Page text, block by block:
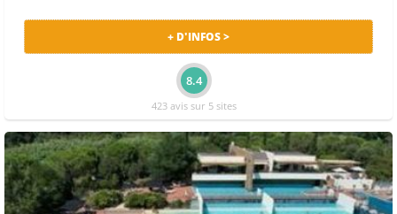
+ D'INFOS >
8.4
423 avis sur 5 sites